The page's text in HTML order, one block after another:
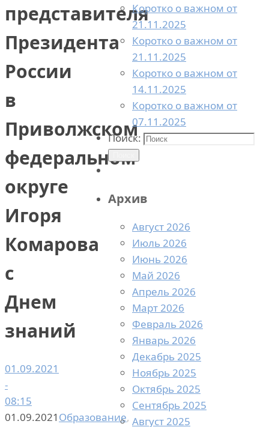
представителя
Президента
России
в
Приволжском
федеральном
округе
Игоря
Комарова
с
Днем
знаний
01.09.2021
-
08:15
01.09.2021 Образование,
Коротко о важном от
21.11.2025
Коротко о важном от
21.11.2025
Коротко о важном от
14.11.2025
Коротко о важном от
07.11.2025
Поиск:
Архив
Август 2026
Июль 2026
Июнь 2026
Май 2026
Апрель 2026
Март 2026
Февраль 2026
Январь 2026
Декабрь 2025
Ноябрь 2025
Октябрь 2025
Сентябрь 2025
Август 2025